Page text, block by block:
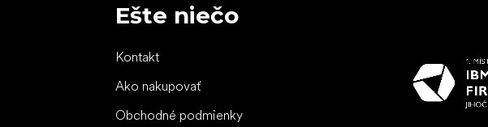
Ešte niečo
Kontakt
Ako nakupovať
Obchodné podmienky